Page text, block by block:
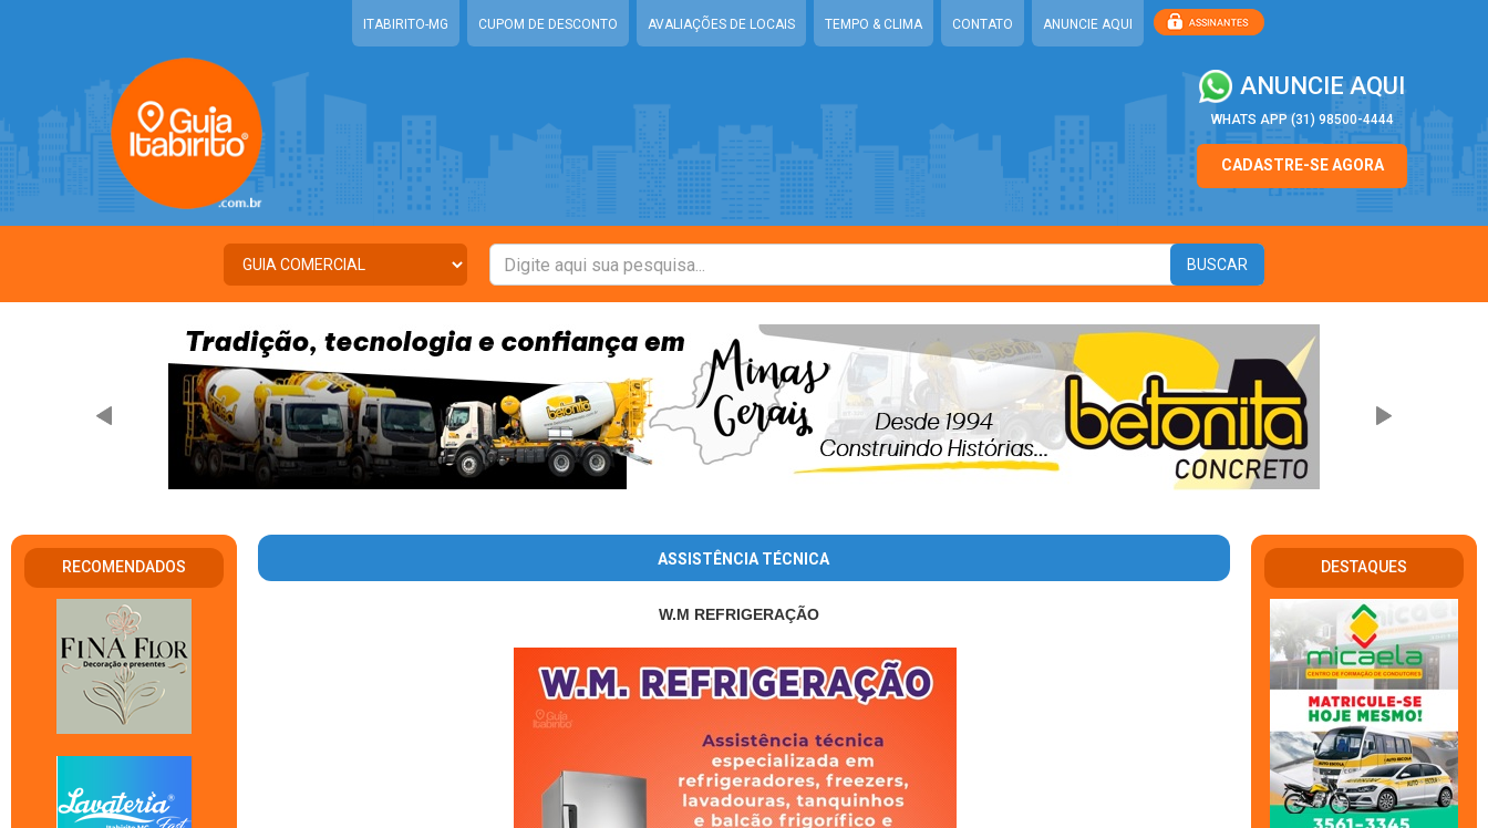
ITABIRITO-MG CUPOM DE DESCONTO AVALIAÇÕES DE LOCAIS TEMPO & CLIMA CONTATO ANUNCIE AQUI
ANUNCIE AQUI
WHATS APP (31) 98500-4444
CADASTRE-SE AGORA
RECOMENDADOS ASSISTÊNCIA TÉCNICA
W.M REFRIGERAÇÃO
DESTAQUES